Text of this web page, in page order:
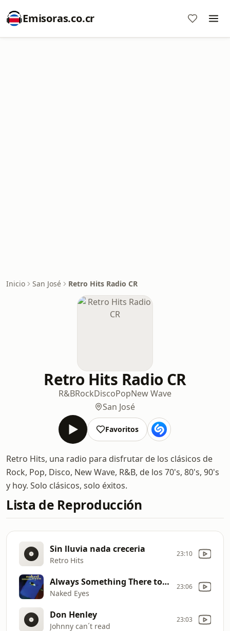
Emisoras.co.cr
Inicio San José Retro Hits Radio CR
Retro Hits Radio CR
R&BRockDiscoPopNew Wave
San José
Favoritos
Retro Hits, una radio para disfrutar de los clásicos de
Rock, Pop, Disco, New Wave, R&B, de los 70's, 80's, 90's
y hoy. Solo clásicos, solo éxitos.
Lista de Reproducción
Sin lluvia nada creceria
Retro Hits
23:10
Always Something There to Remind Me
Naked Eyes
23:06
Don Henley
Johnny can´t read
23:03